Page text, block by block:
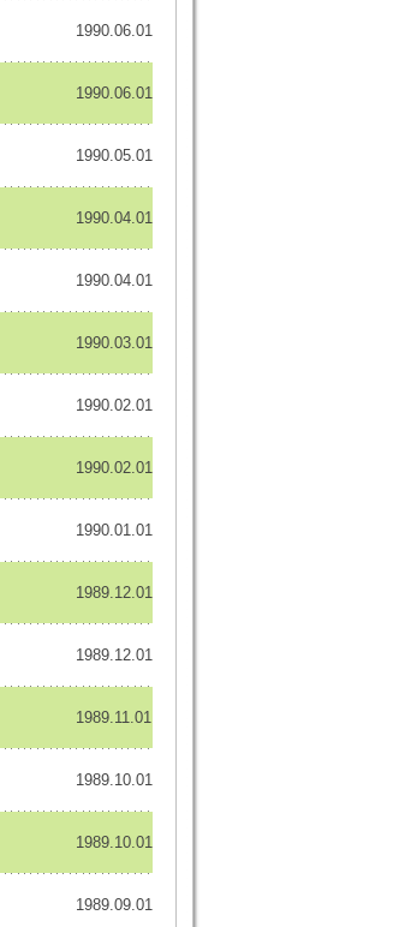
1990.06.01
1990.06.01
1990.05.01
1990.04.01
1990.04.01
1990.03.01
1990.02.01
1990.02.01
1990.01.01
1989.12.01
1989.12.01
1989.11.01
1989.10.01
1989.10.01
1989.09.01